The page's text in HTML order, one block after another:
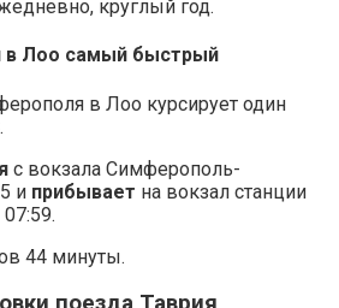
круглый год.
в Лоо самый быстрый
в Лоо курсирует один
.
с вокзала Симферополь-
и прибывает на вокзал станции
44 минуты.